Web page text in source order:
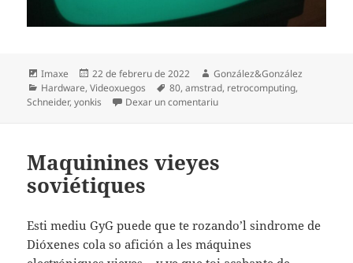
Formatu
Imaxe
Espublizáu
en
22 de febreru de 2022 Autor
González&González
Categoríes
Hardware,Videoxuegos Etiquetes
80,amstrad, retrocomputing,
Schneider,yonkis Dexar un comentariuen Computadores y drogues
Maquinines vieyes
soviétiques
Esti mediu GyG puede que te rozando’l sindrome de
Dióxenes cola so afición a les máquines